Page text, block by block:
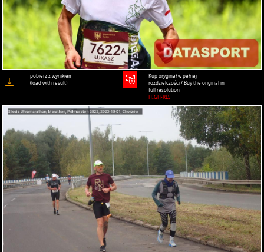
pobierz z wynikiem
(load with result)
Kup oryginał w pełnej
rozdzielczości / Buy the original in
full resolution
HIGH-RES